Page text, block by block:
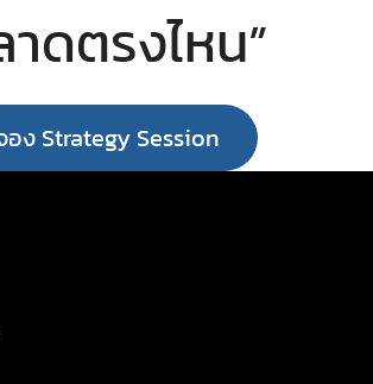
ดตรงไหน”
อง Strategy Session